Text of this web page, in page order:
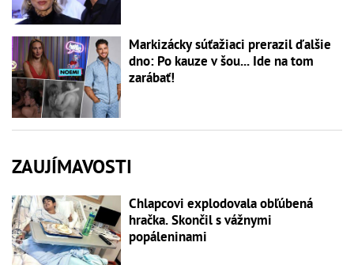
Markizácky súťažiaci prerazil ďalšie
dno: Po kauze v šou... Ide na tom
zarábať!
ZAUJÍMAVOSTI
Chlapcovi explodovala obľúbená
hračka. Skončil s vážnymi
popáleninami